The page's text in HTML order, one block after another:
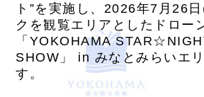
ト”を実施し、2026年7月26
クを観覧エリアとしたドロー
「YOKOHAMA
SHOW」 in みなとみらいエ
す。